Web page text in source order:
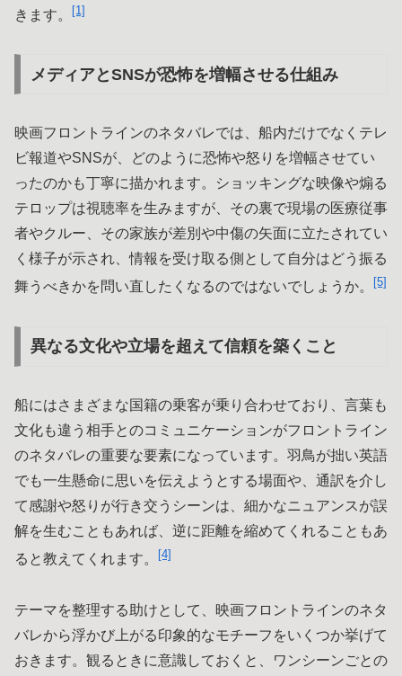
きます。
[1]
メディアとSNSが恐怖を増幅させる仕組み
映画フロントラインのネタバレでは、船内だけでなくテレ
ビ報道やSNSが、どのように恐怖や怒りを増幅させてい
ったのかも丁寧に描かれます。ショッキングな映像や煽る
テロップは視聴率を生みますが、その裏で現場の医療従事
者やクルー、その家族が差別や中傷の矢面に立たされてい
く様子が示され、情報を受け取る側として自分はどう振る
舞うべきかを問い直したくなるのではないでしょうか。
[5]
異なる文化や立場を超えて信頼を築くこと
船にはさまざまな国籍の乗客が乗り合わせており、言葉も
文化も違う相手とのコミュニケーションがフロントライン
のネタバレの重要な要素になっています。羽鳥が拙い英語
でも一生懸命に思いを伝えようとする場面や、通訳を介し
て感謝や怒りが行き交うシーンは、細かなニュアンスが誤
解を生むこともあれば、逆に距離を縮めてくれることもあ
ると教えてくれます。
[4]
テーマを整理する助けとして、映画フロントラインのネタ
バレから浮かび上がる印象的なモチーフをいくつか挙げて
おきます。観るときに意識しておくと、ワンシーンごとの